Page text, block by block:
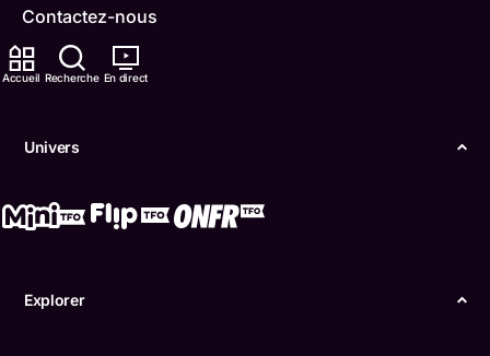
Accueil Recherche En direct
Univers
Explorer
Contactez-nous
ONFR
Conditions d'utilisation